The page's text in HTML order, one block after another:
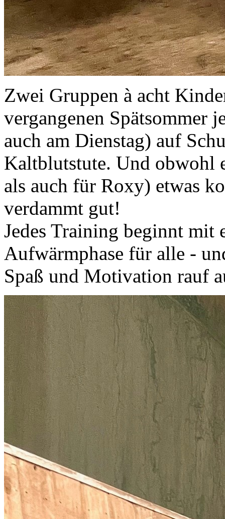
Zwei Gruppen à acht
vergangenen
auch am Dienstag) auf
Kaltblutstute. Und obwohl
als auch für Roxy) etwas
verdammt gut!
Jedes Training beginnt mit
Aufwärmphase für alle -
Spaß und Motivation rauf